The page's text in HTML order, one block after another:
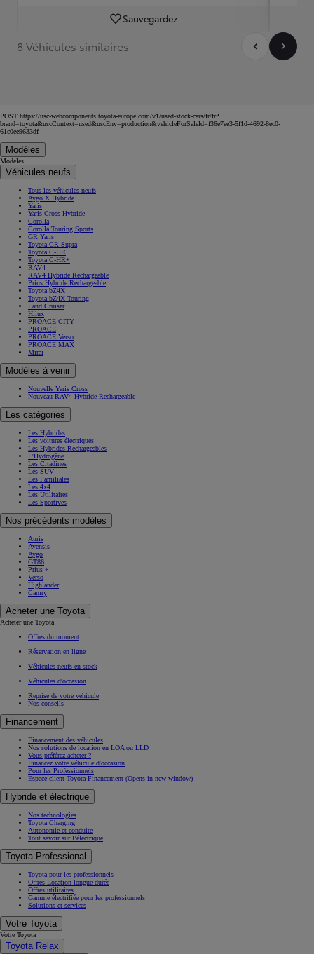
Sauvegardez
8 Véhicules similaires
POST https://usc-webcomponents.toyota-europe.com/v1/used-stock-cars/fr/fr?
brand=toyota&uscContext=used&uscEnv=production&vehicleForSaleId=f36e7ee3-5f1d-4692-8ec0-
61c0ee9633df
Modèles
Modèles
Véhicules neufs
Tous les véhicules neufs
Aygo X Hybride
Yaris
Yaris Cross Hybride
Corolla
Corolla Touring Sports
GR Yaris
Toyota GR Supra
Toyota C-HR
Toyota C-HR+
RAV4
RAV4 Hybride Rechargeable
Prius Hybride Rechargeable
Toyota bZ4X
Toyota bZ4X Touring
Land Cruiser
Hilux
PROACE CITY
PROACE
PROACE Verso
PROACE MAX
Mirai
Modèles à venir
Nouvelle Yaris Cross
Nouveau RAV4 Hybride Rechargeable
Les catégories
Les Hybrides
Les voitures électriques
Les Hybrides Rechargeables
L'Hydrogène
Les Citadines
Les SUV
Les Familiales
Les 4x4
Les Utilitaires
Les Sportives
Nos précédents modèles
Auris
Avensis
Aygo
GT86
Prius +
Verso
Highlander
Camry
Acheter une Toyota
Acheter une Toyota
Offres du moment
Réservation en ligne
Véhicules neufs en stock
Véhicules d'occasion
Reprise de votre véhicule
Nos conseils
Financement
Financement des véhicules
Nos solutions de location en LOA ou LLD
Vous préférez acheter ?
Financez votre véhicule d'occasion
Pour les Professionnels
Espace client Toyota Financement (Opens in new window)
Hybride et électrique
Nos technologies
Toyota Charging
Autonomie et conduite
Tout savoir sur l’électrique
Toyota Professional
Toyota pour les professionnels
Offres Location longue durée
Offres utilitaires
Gamme électrifiée pour les professionnels
Solutions et services
Votre Toyota
Votre Toyota
Toyota Relax